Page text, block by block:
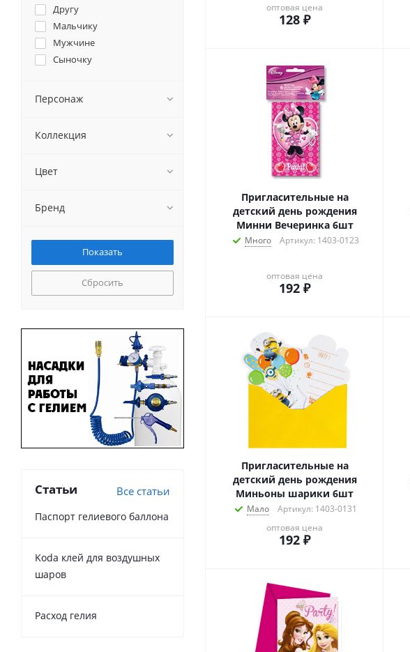
оптовая цена
128 ₽
Пригласительные на
детский день рождения
Минни Вечеринка 6шт
Много Артикул: 1403-0123
оптовая цена
192 ₽
Пригласительные на
детский день рождения
Миньоны шарики 6шт
Мало
Артикул: 1403-0131
оптовая цена
192 ₽
Другу
Мальчику
Мужчине
Сыночку
Персонаж
Коллекция
Цвет
Бренд
Сбросить
Статьи Все статьи
Паспорт гелиевого баллона
Koda клей для воздушных
шаров
Расход гелия